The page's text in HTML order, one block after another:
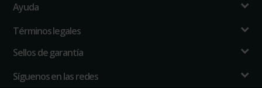
Ayuda
Términos legales
Sellos de garantía
Síguenos en las redes